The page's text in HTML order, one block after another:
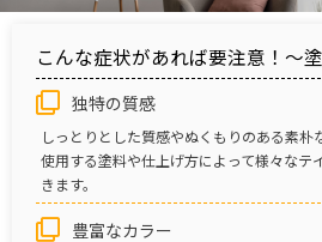
こんな症状があれば要注意！～
独特の質感
しっとりとした質感やぬくもりのある素朴
使用する塗料や仕上げ方によって様々なテ
きます。
豊富なカラー